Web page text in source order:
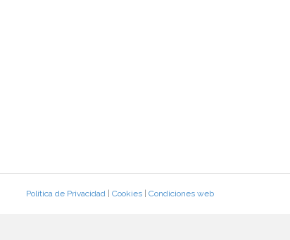
Política de Privacidad| Cookies| Condiciones web